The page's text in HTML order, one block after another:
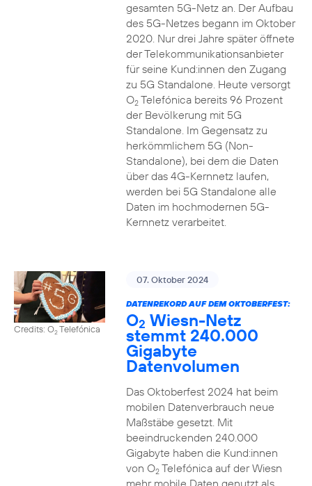
gesamten 5G-Netz an. Der Aufbau
des 5G-Netzes begann im Oktober
2020. Nur drei Jahre später öffnete
der Telekommunikationsanbieter
für seine Kund:innen den Zugang
zu 5G Standalone. Heute versorgt
O2Telefónica bereits 96 Prozent
der Bevölkerung mit 5G
Standalone. Im Gegensatz zu
herkömmlichem 5G (Non-
Standalone), bei dem die Daten
über das 4G-Kernnetz laufen,
werden bei 5G Standalone alle
Daten im hochmodernen 5G-
Kernnetz verarbeitet.
Credits: O2Telefónica
07. Oktober 2024
DATENREKORD AUF DEM OKTOBERFEST:
O2 Wiesn-Netz
stemmt 240.000
Gigabyte
Datenvolumen
Das Oktoberfest 2024 hat beim
mobilen Datenverbrauch neue
Maßstäbe gesetzt. Mit
beeindruckenden 240.000
Gigabyte haben die Kund:innen
von O2Telefónica auf der Wiesn
mehr mobile Daten genutzt als